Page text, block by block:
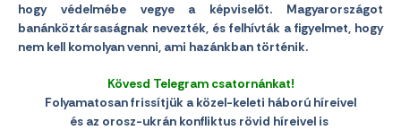
hogy védelmébe vegye a képviselőt. Magyarországot
banánköztársaságnak nevezték, és felhívták a figyelmet, hogy
nem kell komolyan venni, ami hazánkban történik.
Kövesd Telegram csatornánkat!
Folyamatosan frissítjük a közel-keleti háború híreivel
és az orosz-ukrán konfliktus rövid híreivel is